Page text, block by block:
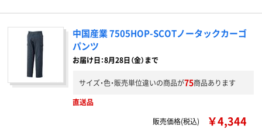
中国産業 7505HOP-SCOTノータックカーゴ
パンツ
お届け日：8月28日（金）まで
サイズ・色・販売単位違いの商品が75商品あります
直送品
販売価格(税込)
￥4,344